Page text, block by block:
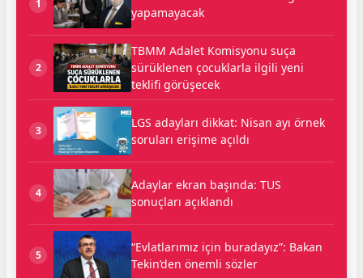
1
yapamayacak
2
TBMM Adalet Komisyonu suça
sürüklenen çocuklarla ilgili yeni
teklifi görüşecek
3
LGS adayları dikkat: Nisan ayı örnek
soruları erişime açıldı
4
Adaylar ekran başında: TUS
sonuçları açıklandı
5
“Evlatlarımız için buradayız”: Bakan
Tekin’den önemli sözler